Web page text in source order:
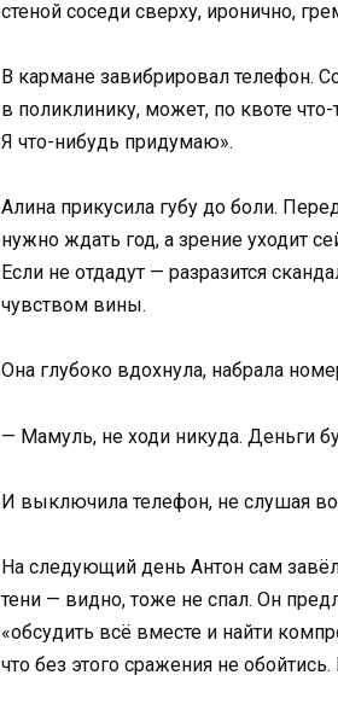
стеной соседи сверху, иронично,
В кармане завибрировал телефон.
в поликлинику, может, по квоте
Я что-нибудь придумаю».
Алина прикусила губу до боли.
нужно ждать год, а зрение уходит
Если не отдадут — разразится
чувством вины.
Она глубоко вдохнула, набрала
— Мамуль, не ходи никуда. Деньги
И выключила телефон, не слушая
На следующий день Антон сам
тени — видно, тоже не спал. Он
«обсудить всё вместе и найти
что без этого сражения не